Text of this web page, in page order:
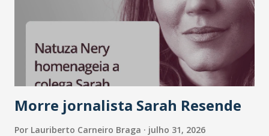
Morre jornalista Sarah Resende
Por Lauriberto Carneiro Braga julho 31, 2026